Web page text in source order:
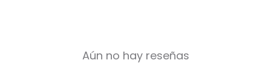
Aún no hay reseñas